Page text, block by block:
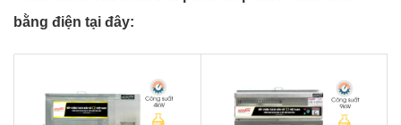
bằng điện tại đây: